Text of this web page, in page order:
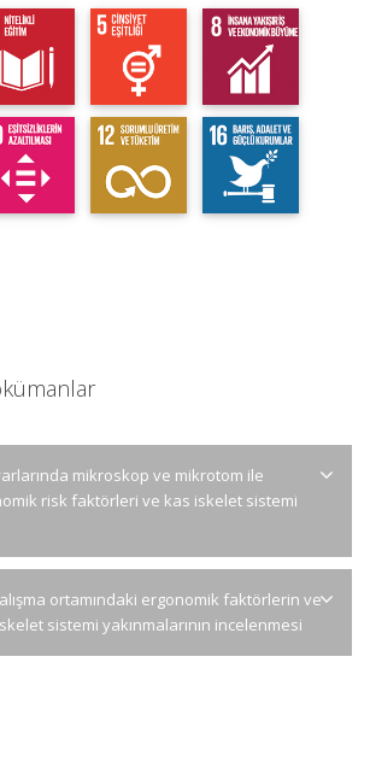
mikroskop ve mikrotom ile
risk faktörleri ve kas iskelet sistemi
ortamındaki ergonomik faktörlerin ve
sistemi yakınmalarının incelenmesi